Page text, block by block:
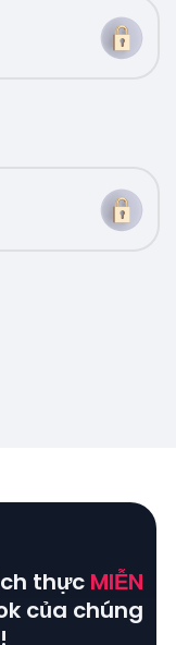
thực MIỄN
của chúng